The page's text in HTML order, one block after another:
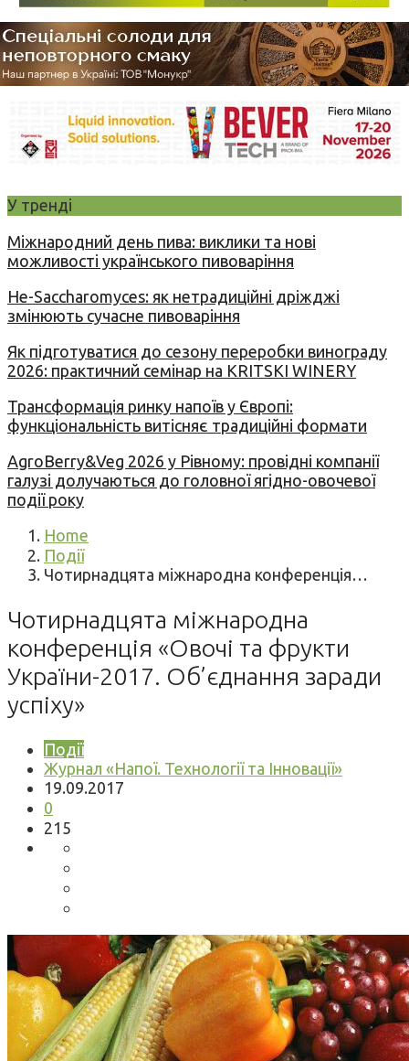
У тренді
Міжнародний день пива: виклики та нові
можливості українського пивоваріння
Не-Saccharomyces: як нетрадиційні дріжджі
змінюють сучасне пивоваріння
Як підготуватися до сезону переробки винограду
2026: практичний семінар на KRITSKI WINERY
Трансформація ринку напоїв у Європі:
функціональність витісняє традиційні формати
AgroBerry&Veg 2026 у Рівному: провідні компанії
галузі долучаються до головної ягідно-овочевої
події року
Home
Події
Чотирнадцята міжнародна конференція…
Чотирнадцята міжнародна
конференція «Овочі та фрукти
України-2017. Об’єднання заради
успіху»
Події
Журнал «Напої. Технології та Інновації»
19.09.2017
0
215